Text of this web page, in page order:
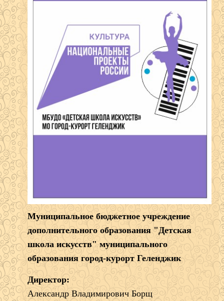
Муниципальное бюджетное учреждение
дополнительного образования "Детская
школа искусств" муниципального
образования город-курорт Геленджик
Директор:
Александр Владимирович Борщ